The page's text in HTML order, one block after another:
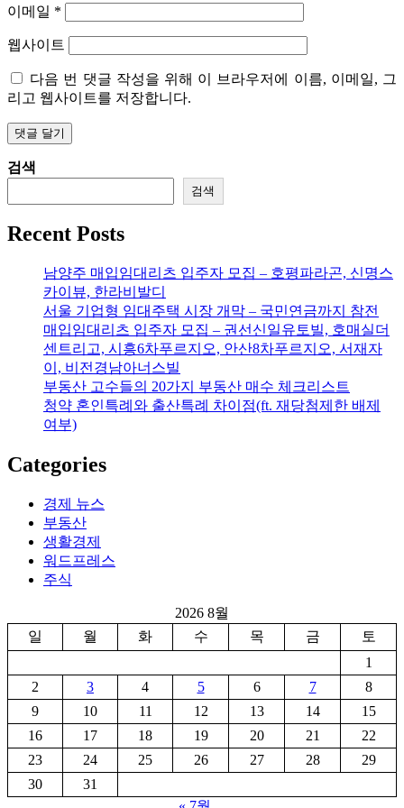
이메일 *
웹사이트
다음 번 댓글 작성을 위해 이 브라우저에 이름, 이메일, 그
리고 웹사이트를 저장합니다.
검색
검색
Recent Posts
남양주 매입임대리츠 입주자 모집 – 호평파라곤, 신명스
카이뷰, 한라비발디
서울 기업형 임대주택 시장 개막 – 국민연금까지 참전
매입임대리츠 입주자 모집 – 권선신일유토빌, 호매실더
센트리고, 시흥6차푸르지오, 안산8차푸르지오, 서재자
이, 비전경남아너스빌
부동산 고수들의 20가지 부동산 매수 체크리스트
청약 혼인특례와 출산특례 차이점(ft. 재당첨제한 배제
여부)
Categories
경제 뉴스
부동산
생활경제
워드프레스
주식
2026 8월
일
월 화 수 목 금
토
1
2
3 4 5 6 7
8
9
10 11 12 13 14
15
16
17 18 19 20 21
22
23
24 25 26 27 28
29
30
31